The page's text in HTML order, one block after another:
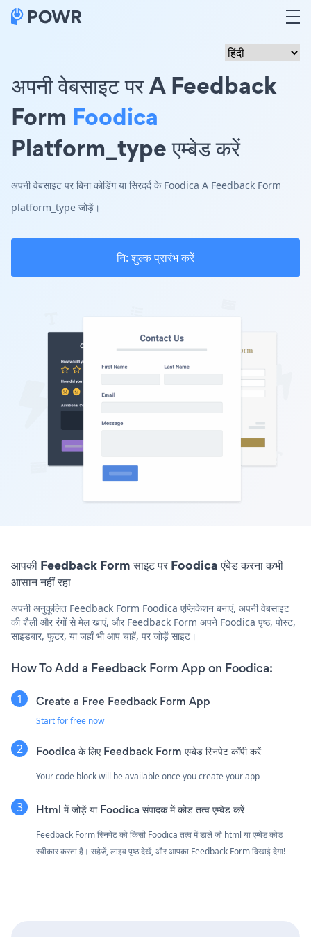
अपनी वेबसाइट पर A Feedback
Form Foodica
Platform_type एम्बेड करें
अपनी वेबसाइट पर बिना कोडिंग या सिरदर्द के Foodica A Feedback Form
platform_type जोड़ें।
नि: शुल्क प्रारंभ करें
आपकी Feedback Form साइट पर Foodica एंबेड करना कभी
आसान नहीं रहा
अपनी अनुकूलित Feedback Form Foodica एप्लिकेशन बनाएं, अपनी वेबसाइट
की शैली और रंगों से मेल खाएं, और Feedback Form अपने Foodica पृष्ठ, पोस्ट,
साइडबार, फुटर, या जहाँ भी आप चाहें, पर जोड़ें साइट।
How To Add a Feedback Form App on Foodica:
Create a Free Feedback Form App
Start for free now
Foodica के लिए Feedback Form एम्बेड स्निपेट कॉपी करें
Your code block will be available once you create your app
Html में जोड़ें या Foodica संपादक में कोड तत्व एम्बेड करें
Feedback Form स्निपेट को किसी Foodica तत्व में डालें जो html या एम्बेड कोड
स्वीकार करता है। सहेजें, लाइव पृष्ठ देखें, और आपका Feedback Form दिखाई देगा!